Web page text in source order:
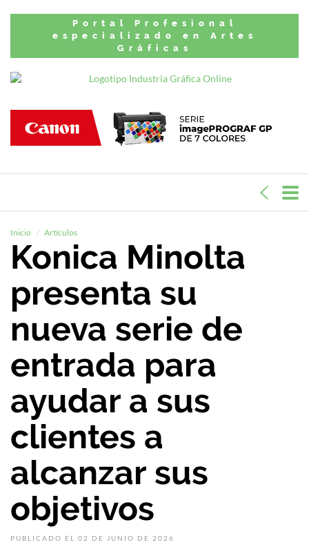
Portal Profesional
especializado en Artes
Gráficas
Inicio Artículos
Konica Minolta
presenta su
nueva serie de
entrada para
ayudar a sus
clientes a
alcanzar sus
objetivos
PUBLICADO EL 02 DE JUNIO DE 2026